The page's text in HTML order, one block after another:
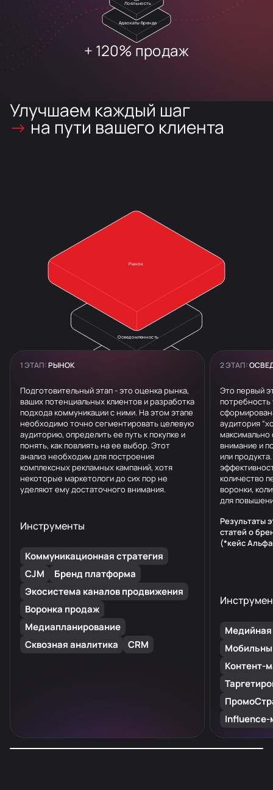
Лояльность
Адвокаты бренда
+ 120% продаж
Улучшаем каждый шаг
→ на пути вашего клиента
Рынок
Осведомленность
1 ЭТАП:РЫНОК
Подготовительный этап - это оценка рынка,
ваших потенциальных клиентов и разработка
подхода коммуникации с ними. На этом этапе
необходимо точно сегментировать целевую
аудиторию, определить ее путь к покупке и
понять, как повлиять на ее выбор. Этот
анализ необходим для построения
комплексных рекламных кампаний, хотя
некоторые маркетологи до сих пор не
уделяют ему достаточного внимания.
Инструменты
Коммуникационная стратегия
CJM
Бренд платформа
Экосистема каналов продвижения
Воронка продаж
Медиапланирование
Сквозная аналитика
CRM
2 ЭТАП:
Это первый
аудитория
максимально
внимание и
или
количество
воронки,
для
Результаты
статей о
(*кейс
Контент-
Influence-